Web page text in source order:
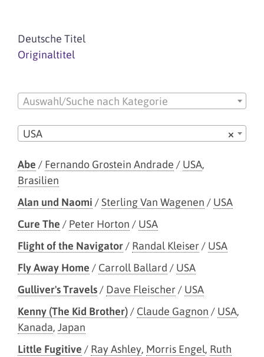
Deutsche Titel
Originaltitel
Auswahl/Suche nach Kategorie
×
USA
Abe / Fernando Grostein Andrade / USA,
Brasilien
Alan und Naomi /Sterling Van Wagenen / USA
Cure The / Peter Horton / USA
Flight of the Navigator/ Randal Kleiser / USA
Fly Away Home / Carroll Ballard / USA
Gulliver's Travels/ Dave Fleischer / USA
Kenny (The Kid Brother)/ Claude Gagnon / USA,
Kanada, Japan
Little Fugitive / Ray Ashley, Morris Engel, Ruth